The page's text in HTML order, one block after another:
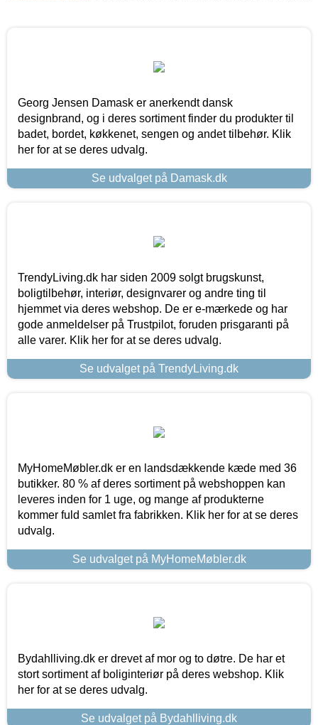
Georg Jensen Damask er anerkendt dansk
designbrand, og i deres sortiment finder du produkter til
badet, bordet, køkkenet, sengen og andet tilbehør. Klik
her for at se deres udvalg.
Se udvalget på Damask.dk
TrendyLiving.dk har siden 2009 solgt brugskunst,
boligtilbehør, interiør, designvarer og andre ting til
hjemmet via deres webshop. De er e-mærkede og har
gode anmeldelser på Trustpilot, foruden prisgaranti på
alle varer. Klik her for at se deres udvalg.
Se udvalget på TrendyLiving.dk
MyHomeMøbler.dk er en landsdækkende kæde med 36
butikker. 80 % af deres sortiment på webshoppen kan
leveres inden for 1 uge, og mange af produkterne
kommer fuld samlet fra fabrikken. Klik her for at se deres
udvalg.
Se udvalget på MyHomeMøbler.dk
Bydahlliving.dk er drevet af mor og to døtre. De har et
stort sortiment af boliginteriør på deres webshop. Klik
her for at se deres udvalg.
Se udvalget på Bydahlliving.dk